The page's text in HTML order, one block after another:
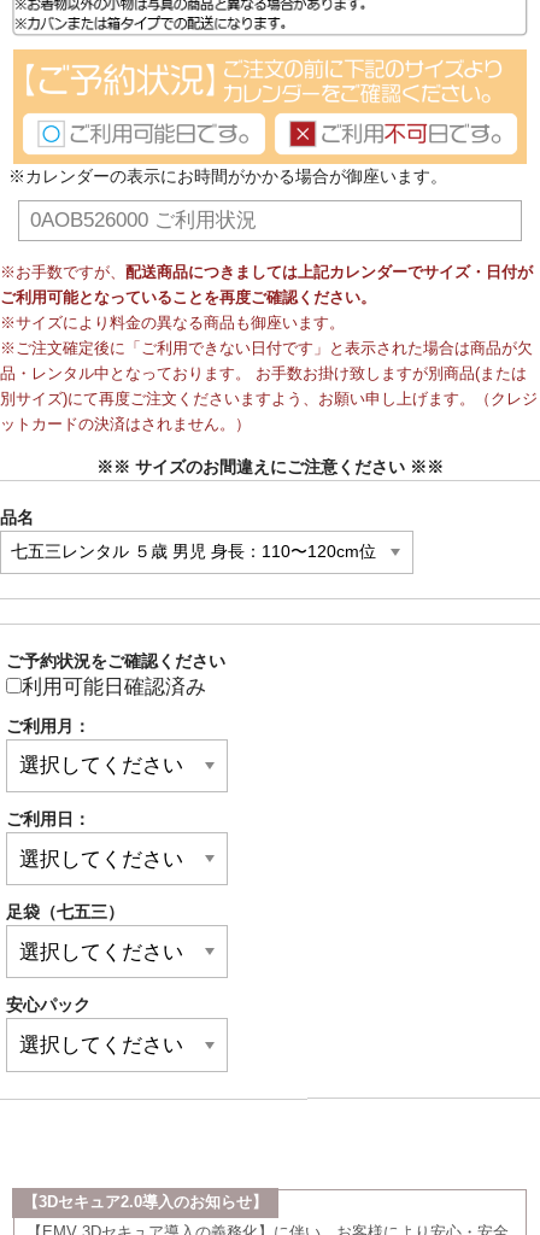
※カレンダーの表示にお時間がかかる場合が御座います。
0AOB526000 ご利用状況
※お手数ですが、 配送商品につきましては上記カレンダーでサイズ・日付が
ご利用可能となっていることを再度ご確認ください。
※サイズにより料金の異なる商品も御座います。
※ご注文確定後に「ご利用できない日付です」と表示された場合は商品が欠
品・レンタル中となっております。 お手数お掛け致しますが別商品(または
別サイズ)にて再度ご注文くださいますよう、お願い申し上げます。（クレジ
ットカードの決済はされません。）
※※ サイズのお間違えにご注意ください ※※
品名
ご予約状況をご確認ください
利用可能日確認済み
ご利用月：
ご利用日：
足袋（七五三）
安心パック
【3Dセキュア2.0導入のお知らせ】